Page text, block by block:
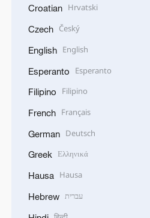
Croatian Hrvatski
Czech Český
English English
Esperanto Esperanto
Filipino Filipino
French Français
German Deutsch
Greek Ελληνικά
Hausa Hausa
Hebrew עברית